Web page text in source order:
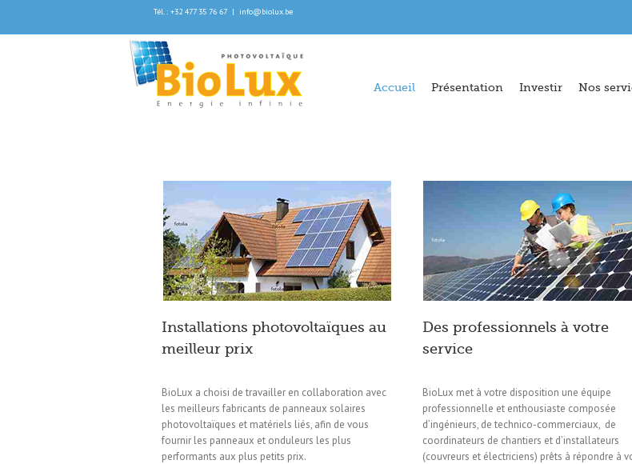
Tél. : +32 477 35 76 67 | info@biolux.be
Accueil Présentation Investir Nos
Installations photovoltaïques au
meilleur prix
BioLux a choisi de travailler en collaboration avec
les meilleurs fabricants de panneaux solaires
photovoltaïques et matériels liés, afin de vous
fournir les panneaux et onduleurs les plus
performants aux plus petits prix.
Des professionnels à votre
service
BioLux met à votre disposition une équipe
professionnelle et enthousiaste composée
d’ingénieurs, de technico-commerciaux, de
coordinateurs de chantiers et d’installateurs
(couvreurs et électriciens) prêts à répondre à